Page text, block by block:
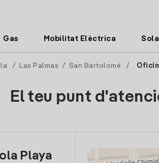
Gas Mobilitat Elèctrica
/ Las Palmas / San Bartolomé /
El teu punt
Playa